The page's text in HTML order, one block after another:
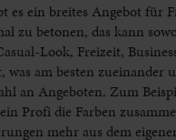
ein breites Angebot für
zu betonen, das kann
Look, Freizeit,
am besten
an Angeboten. Zum
Profi die Farben
mehr aus dem